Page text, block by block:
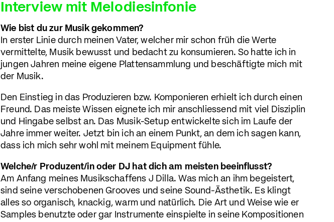
Interview mit Melodiesinfonie
Wie bist du zur Musik gekommen?
In erster Linie durch meinen Vater, welcher mir schon früh die Werte
vermittelte, Musik bewusst und bedacht zu konsumieren. So hatte ich in
jungen Jahren meine eigene Plattensammlung und beschäftigte mich mit
der Musik.
Den Einstieg in das Produzieren bzw. Komponieren erhielt ich durch einen
Freund. Das meiste Wissen eignete ich mir anschliessend mit viel Disziplin
und Hingabe selbst an. Das Musik-Setup entwickelte sich im Laufe der
Jahre immer weiter. Jetzt bin ich an einem Punkt, an dem ich sagen kann,
dass ich mich sehr wohl mit meinem Equipment fühle.
Welche/r Produzent/in oder DJ hat dich am meisten beeinflusst?
Am Anfang meines Musikschaffens J Dilla. Was mich an ihm begeistert,
sind seine verschobenen Grooves und seine Sound-Ästhetik. Es klingt
alles so organisch, knackig, warm und natürlich. Die Art und Weise wie er
Samples benutzte oder gar Instrumente einspielte in seine Kompositionen